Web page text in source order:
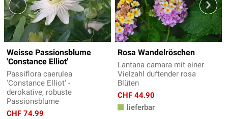
Weisse Passionsblume
'Constance Elliot'
Passiflora caerulea
'Constance Elliot' -
derokative, robuste
Passionsblume
CHF 74.99
Rosa Wandelröschen
Lantana camara mit einer
Vielzahl duftender rosa
Blüten
CHF 44.90
lieferbar